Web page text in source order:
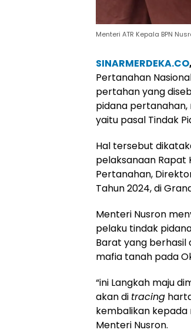
Menteri ATR Kepala BPN
SINARMERDEKA.CO
Pertanahan
pertahan yang
pidana
yaitu pasal Tindak
Hal tersebut
pelaksanaan Rapat
Pertanahan,
Tahun 2024, di
Menteri Nusron
pelaku tindak
Barat yang berhasil
mafia tanah pada
“ini Langkah maju
akan di tracing
kembalikan kepada
Menteri Nusron.